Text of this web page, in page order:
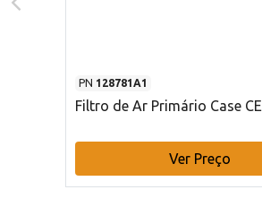
PN 128781A1
Filtro de Ar Primário Case CE
Ver Preço